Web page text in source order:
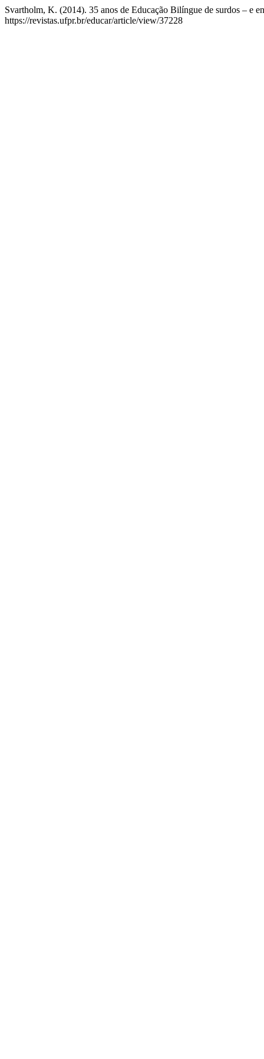
Svartholm, K. (2014). 35 anos de Educação Bilíngue de surdos – e
https://revistas.ufpr.br/educar/article/view/37228